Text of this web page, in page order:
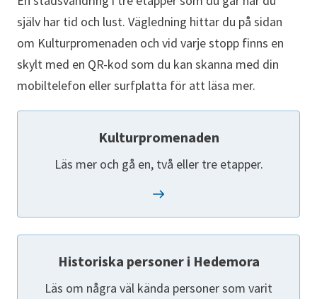
själv har tid och lust. Vägledning hittar du på sidan
om Kulturpromenaden och vid varje stopp finns en
skylt med en QR-kod som du kan skanna med din
mobiltelefon eller surfplatta för att läsa mer.
Kulturpromenaden
Läs mer och gå en, två eller tre etapper.
Historiska personer i Hedemora
Läs om några väl kända personer som varit